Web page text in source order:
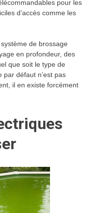
pour les
d’accès comme les
de brossage
en profondeur, des
que soit le type de
par défaut n’est pas
il en existe forcément